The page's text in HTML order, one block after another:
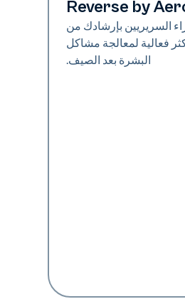
السريريين بإرشادك من
فعالية لمعالجة مشاكل
البشرة بعد الصيف.